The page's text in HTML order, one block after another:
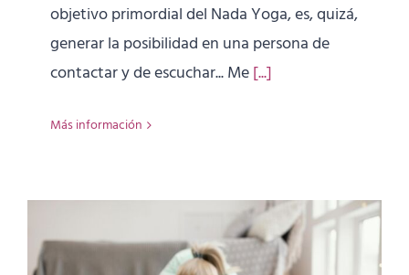
objetivo primordial del Nada Yoga, es, quizá,
generar la posibilidad en una persona de
contactar y de escuchar... Me[...]
Más información